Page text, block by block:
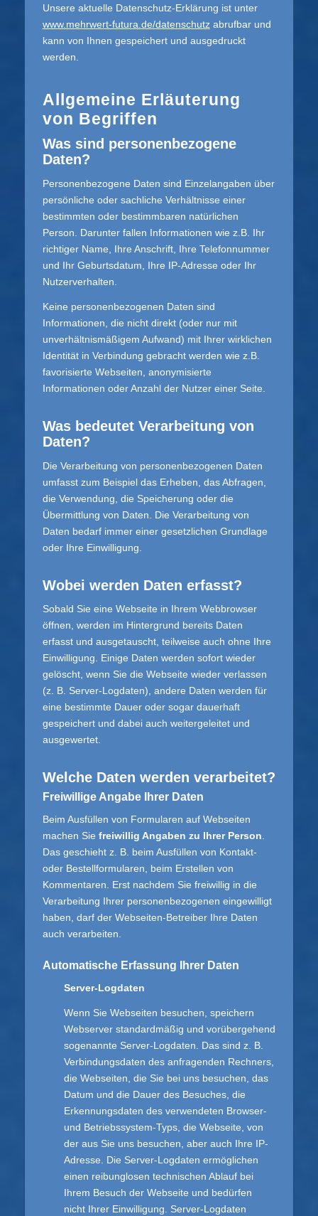
Unsere aktuelle Datenschutz-Erklärung ist unter
www.mehrwert-futura.de/datenschutzabrufbar und
kann von Ihnen gespeichert und ausgedruckt
werden.
Allgemeine Erläuterung
von Begriffen
Was sind personenbezogene
Daten?
Personenbezogene Daten sind Einzelangaben über
persönliche oder sachliche Verhältnisse einer
bestimmten oder bestimmbaren natürlichen
Person. Darunter fallen Informationen wie z.B. Ihr
richtiger Name, Ihre Anschrift, Ihre Telefonnummer
und Ihr Geburtsdatum, Ihre IP-Adresse oder Ihr
Nutzerverhalten.
Keine personenbezogenen Daten sind
Informationen, die nicht direkt (oder nur mit
unverhältnismäßigem Aufwand) mit Ihrer wirklichen
Identität in Verbindung gebracht werden wie z.B.
favorisierte Webseiten, anonymisierte
Informationen oder Anzahl der Nutzer einer Seite.
Was bedeutet Verarbeitung von
Daten?
Die Verarbeitung von personenbezogenen Daten
umfasst zum Beispiel das Erheben, das Abfragen,
die Verwendung, die Speicherung oder die
Übermittlung von Daten. Die Verarbeitung von
Daten bedarf immer einer gesetzlichen Grundlage
oder Ihre Einwilligung.
Wobei werden Daten erfasst?
Sobald Sie eine Webseite in Ihrem Webbrowser
öffnen, werden im Hintergrund bereits Daten
erfasst und ausgetauscht, teilweise auch ohne Ihre
Einwilligung. Einige Daten werden sofort wieder
gelöscht, wenn Sie die Webseite wieder verlassen
(z. B. Server-Logdaten), andere Daten werden für
eine bestimmte Dauer oder sogar dauerhaft
gespeichert und dabei auch weitergeleitet und
ausgewertet.
Welche Daten werden verarbeitet?
Freiwillige Angabe Ihrer Daten
Beim Ausfüllen von Formularen auf Webseiten
machen Sie freiwillig Angaben zu Ihrer Person.
Das geschieht z. B. beim Ausfüllen von Kontakt-
oder Bestellformularen, beim Erstellen von
Kommentaren. Erst nachdem Sie freiwillig in die
Verarbeitung Ihrer personenbezogenen eingewilligt
haben, darf der Webseiten-Betreiber Ihre Daten
auch verarbeiten.
Automatische Erfassung Ihrer Daten
Server-Logdaten
Wenn Sie Webseiten besuchen, speichern
Webserver standardmäßig und vorübergehend
sogenannte Server-Logdaten. Das sind z. B.
Verbindungsdaten des anfragenden Rechners,
die Webseiten, die Sie bei uns besuchen, das
Datum und die Dauer des Besuches, die
Erkennungsdaten des verwendeten Browser-
und Betriebssystem-Typs, die Webseite, von
der aus Sie uns besuchen, aber auch Ihre IP-
Adresse. Die Server-Logdaten ermöglichen
einen reibunglosen technischen Ablauf bei
Ihrem Besuch der Webseite und bedürfen
nicht Ihrer Einwilligung. Server-Logdaten